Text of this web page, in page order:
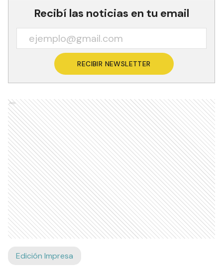
Recibí las noticias en tu email
RECIBIR NEWSLETTER
Ads
Edición Impresa